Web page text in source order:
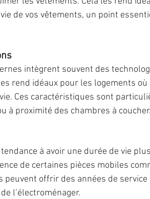
de vos vêtements, un point
intègrent souvent des
rend idéaux pour les logements où
Ces caractéristiques sont
à proximité des chambres à coucher.
à avoir une durée de vie
de certaines pièces mobiles
peuvent offrir des années de service
l’électroménager.